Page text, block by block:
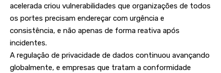
acelerada criou vulnerabilidades que organizações de todos
os portes precisam endereçar com urgência e
consistência, e não apenas de forma reativa após
incidentes.
A regulação de privacidade de dados continuou avançando
globalmente, e empresas que tratam a conformidade